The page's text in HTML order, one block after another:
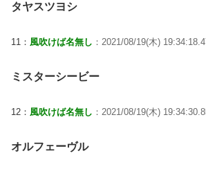
タヤスツヨシ
11： 風吹けば名無し ：2021/08/19(木)
ミスターシービー
12： 風吹けば名無し ：2021/08/19(木)
オルフェーヴル